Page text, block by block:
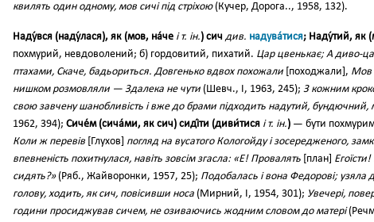
квилять один одному, мов сичі під стріхою(Кучер, Дорога.., 1958, 132).
Наду́вся (наду́лася), як (мов, на́че і т. ін.) сич див. надува́тися; Наду́тий, як
похмурий, невдоволений; б) гордовитий, пихатий. Цар цвенькає; А диво-
птахами, Скаче, бадьориться. Довгенько вдвох похожали [походжали], Мов
нишком розмовляли — Здалека не чути (Шевч., І, 1963, 245); З кожним
свою завчену шанобливість і вже до брами підходить надутий, бундючний,
1962, 394); Сиче́м (сича́ми, як сич) сиді́ти (диви́тися і т. ін.) — бути
Коли ж перевів [Глухов] погляд на вусатого Кологойду і зосередженого,
впевненість похитнулася, навіть зовсім згасла: «Е! Провалять [план]
сидять?»(Ряб., Жайворонки, 1957, 25); Подобалась і вона Федорові; узяла
голову, ходить, як сич, повісивши носа (Мирний, І, 1954, 301); Увечері,
години просиджував сичем, не озиваючись жодним словом до матері